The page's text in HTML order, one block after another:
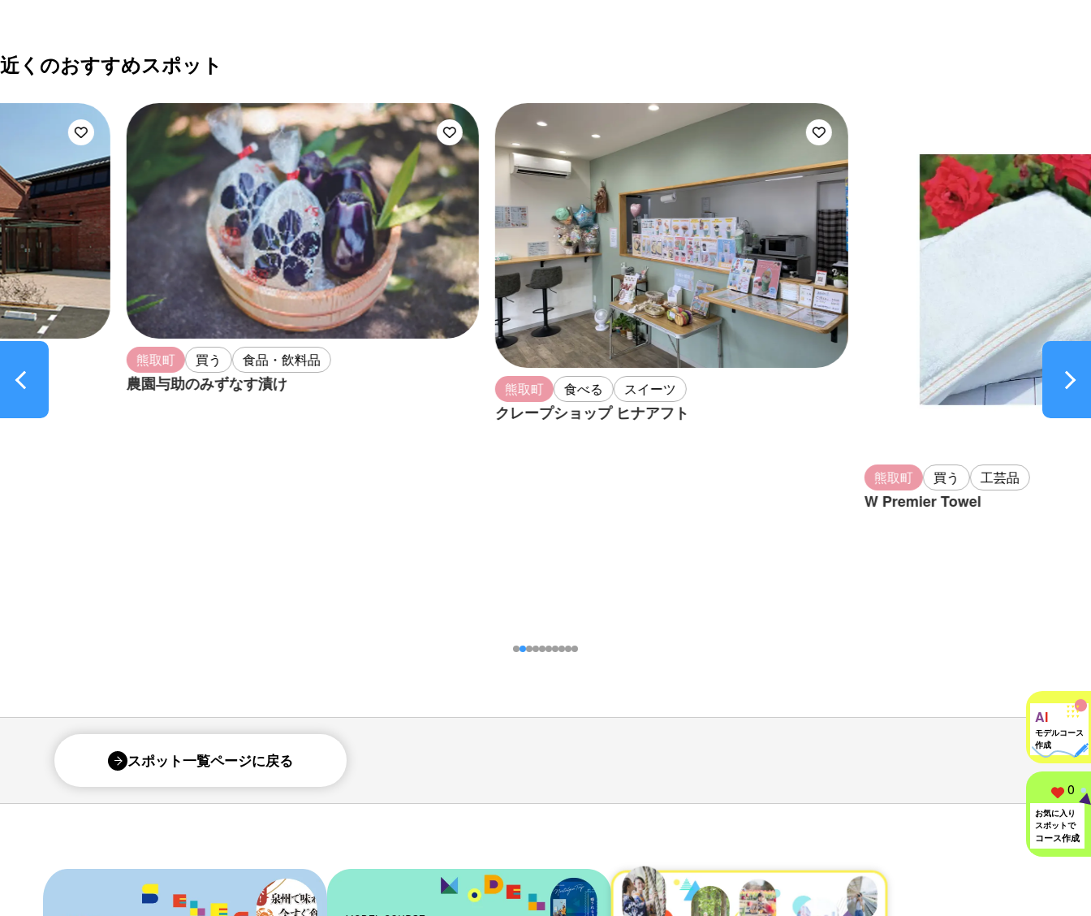
近くのおすすめスポット
食品・飲料品
農園与助のみずなす漬け スイーツ
クレープショップ ヒナアフト
工芸品
スポット一覧ページに戻る
AI
モデルコース
作成
0
お気に入り
スポットで
コース作成